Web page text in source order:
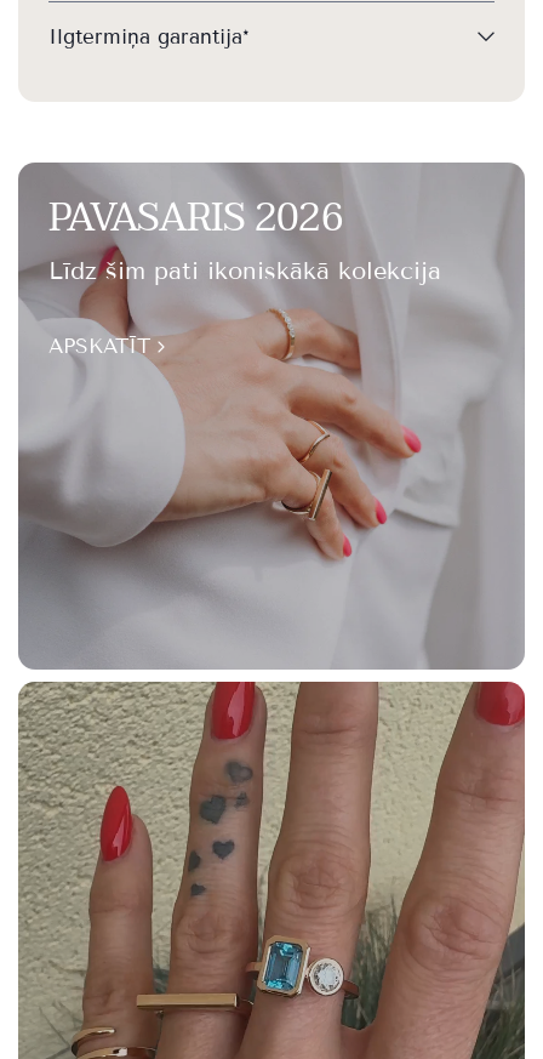
Ilgtermiņa garantija*
PAVASARIS 2026
Līdz šim pati ikoniskākā kolekcija
APSKATĪT